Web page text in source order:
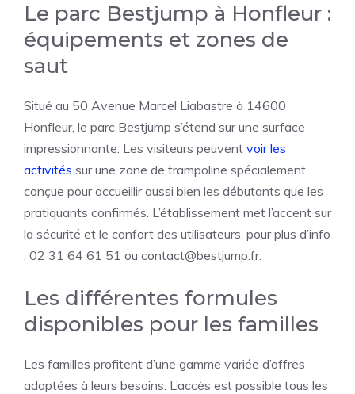
Le parc Bestjump à Honfleur :
équipements et zones de
saut
Situé au 50 Avenue Marcel Liabastre à 14600
Honfleur, le parc Bestjump s’étend sur une surface
impressionnante. Les visiteurs peuvent voir les
activités sur une zone de trampoline spécialement
conçue pour accueillir aussi bien les débutants que les
pratiquants confirmés. L’établissement met l’accent sur
la sécurité et le confort des utilisateurs. pour plus d’info
: 02 31 64 61 51 ou contact@bestjump.fr.
Les différentes formules
disponibles pour les familles
Les familles profitent d’une gamme variée d’offres
adaptées à leurs besoins. L’accès est possible tous les